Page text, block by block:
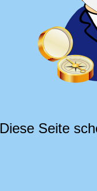
Diese Seite